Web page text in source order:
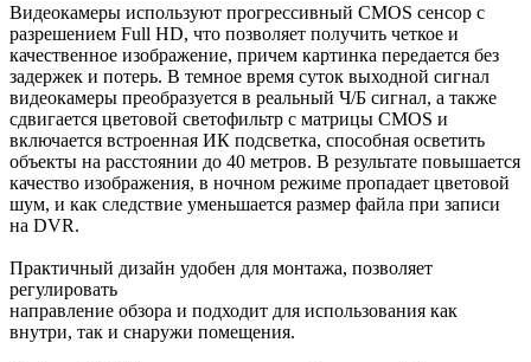
Видеокамеры используют прогрессивный CMOS сенсор c
разрешением Full HD, что позволяет получить четкое и
качественное изображение, причем картинка передается без
задержек и потерь. В темное время суток выходной сигнал
видеокамеры преобразуется в реальный Ч/Б сигнал, а также
сдвигается цветовой светофильтр с матрицы CMOS и
включается встроенная ИК подсветка, способная осветить
объекты на расстоянии до 40 метров. В результате повышается
качество изображения, в ночном режиме пропадает цветовой
шум, и как следствие уменьшается размер файла при записи
на DVR.
Практичный дизайн удобен для монтажа, позволяет
регулировать
направление обзора и подходит для использования как
внутри, так и снаружи помещения.